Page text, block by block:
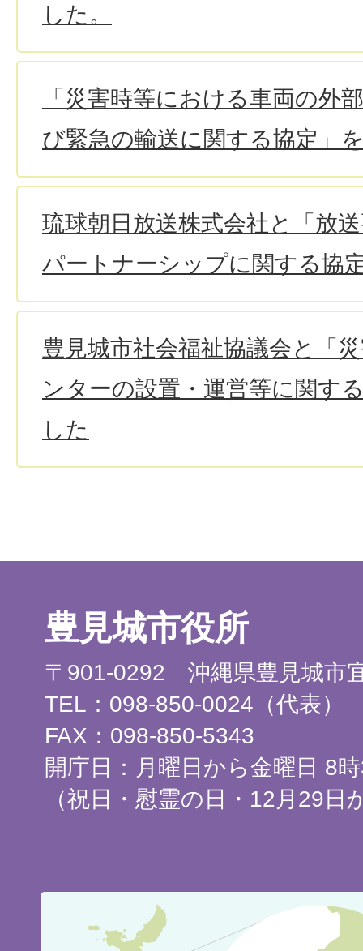
した。
「災害時等における車両の外
び緊急の輸送に関する協定」
琉球朝日放送株式会社と「放
パートナーシップに関する協
豊見城市社会福祉協議会と「
ンターの設置・運営等に関す
した
豊見城市役所
〒901-0292 沖縄県豊見城市
TEL：098-850-0024（代表）
FAX：098-850-5343
開庁日：月曜日から金曜日 8
（祝日・慰霊の日・12月29日